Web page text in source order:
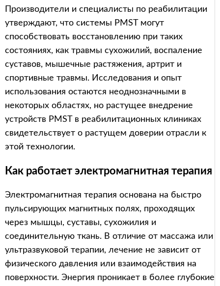
Производители и специалисты по реабилитации
утверждают, что системы PMST могут
способствовать восстановлению при таких
состояниях, как травмы сухожилий, воспаление
суставов, мышечные растяжения, артрит и
спортивные травмы. Исследования и опыт
использования остаются неоднозначными в
некоторых областях, но растущее внедрение
устройств PMST в реабилитационных клиниках
свидетельствует о растущем доверии отрасли к
этой технологии.
Как работает электромагнитная терапия
Электромагнитная терапия основана на быстро
пульсирующих магнитных полях, проходящих
через мышцы, суставы, сухожилия и
соединительную ткань. В отличие от массажа или
ультразвуковой терапии, лечение не зависит от
физического давления или взаимодействия на
поверхности. Энергия проникает в более глубокие